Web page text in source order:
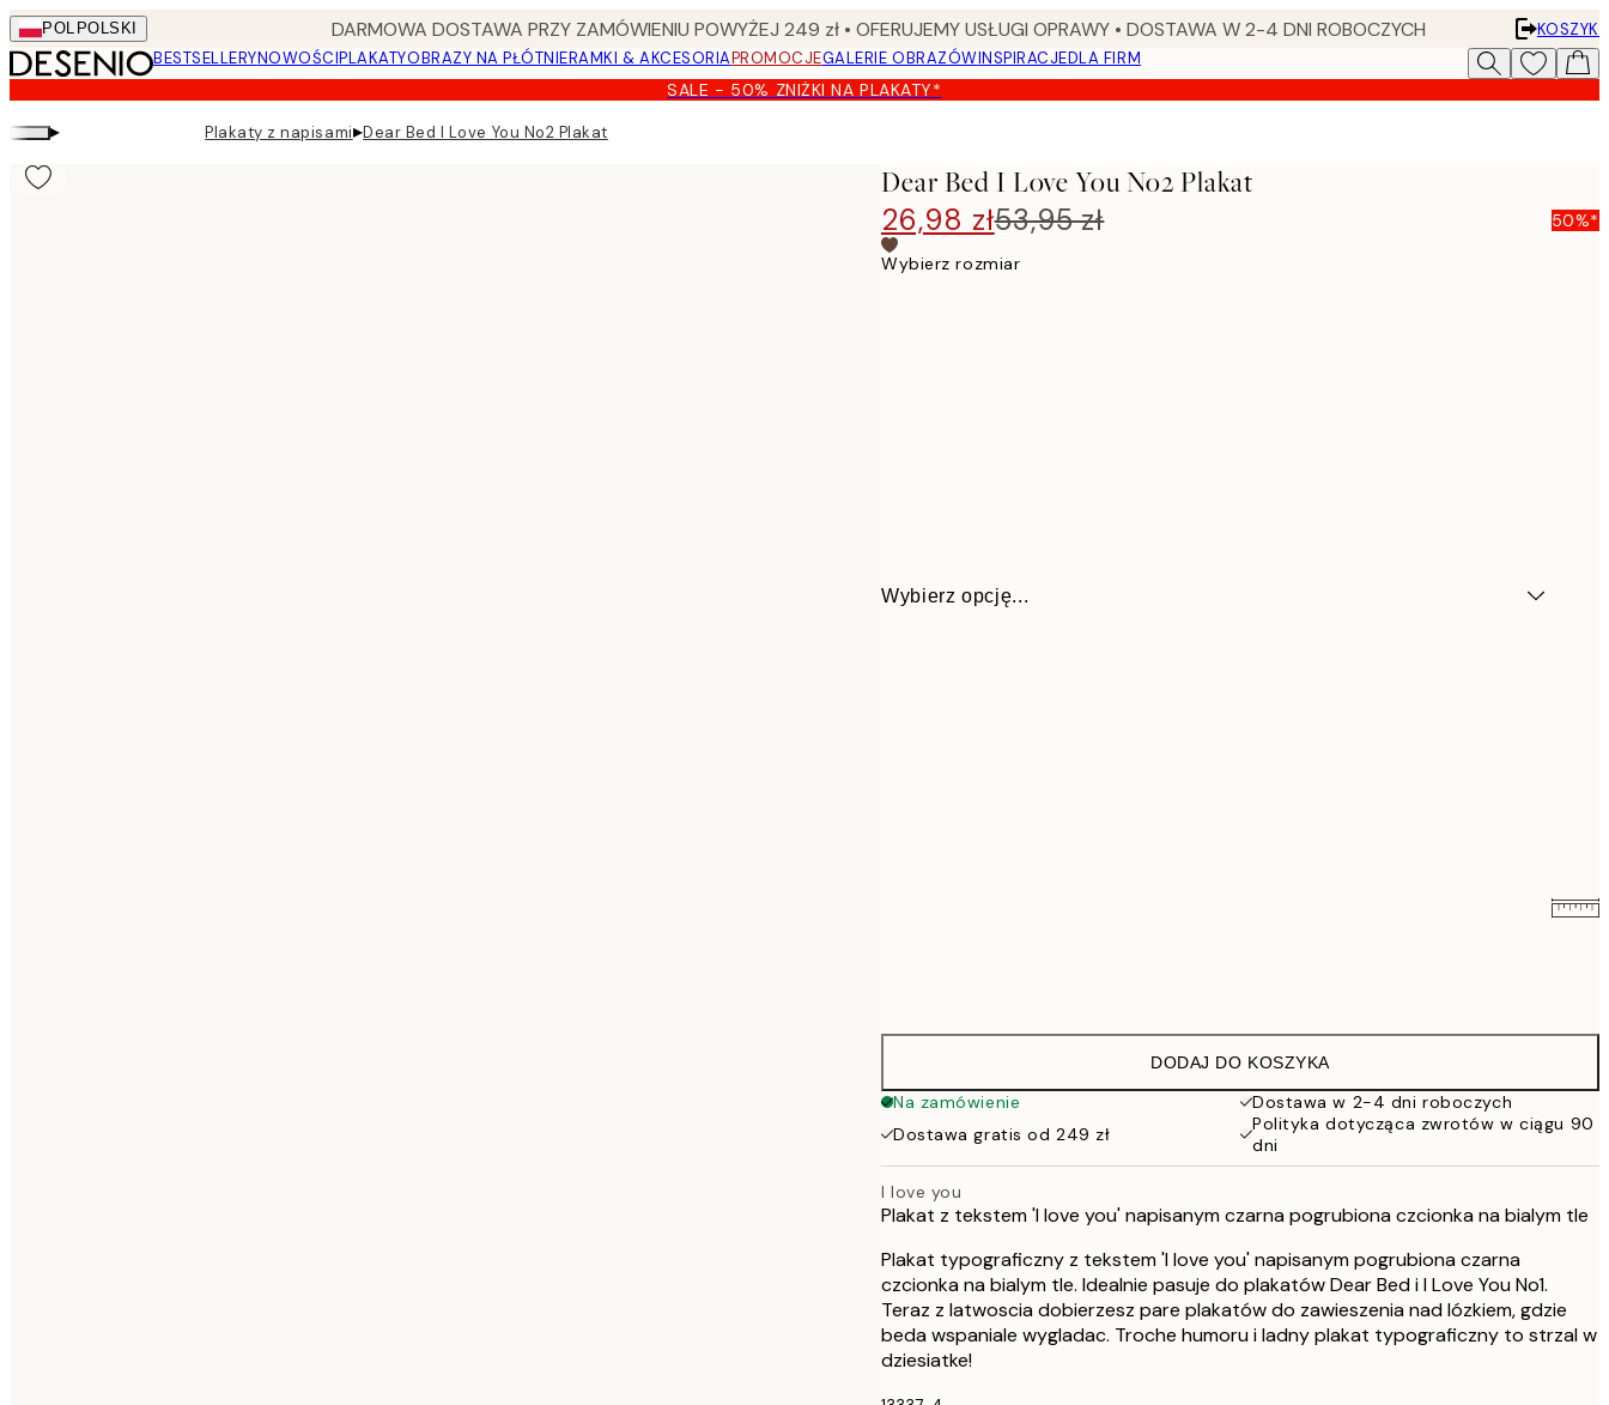
Skip
to
main
content.
POL POLSKI DARMOWA DOSTAWA PRZY ZAMÓWIENIU POWYŻEJ 249 zł • OFERUJEMY USŁUGI OPRAWY • DOSTAWA W 2-4 DNI ROBOCZYCH
KOSZYK
BESTSELLERYNOWOŚCIPLAKATYOBRAZY NA PŁÓTNIERAMKI & AKCESORIAPROMOCJEGALERIE OBRAZÓWINSPIRACJEDLA FIRM
SALE - 50% ZNIŻKI NA PLAKATY*
▸ Plakaty z napisami▸Dear Bed I Love You No2 Plakat
Dear Bed I Love You No2 Plakat
26,98 zł53,95 zł 50%*
Wybierz rozmiar
Wybierz opcję...
86 zł
152 zł
DODAJ DO KOSZYKA
Na zamówienie
Dostawa w 2-4 dni roboczych
Dostawa gratis od 249 zł
Polityka dotycząca zwrotów w ciągu 90
dni
I love you
Plakat z tekstem 'I love you' napisanym czarna pogrubiona czcionka na bialym tle
Plakat typograficzny z tekstem 'I love you' napisanym pogrubiona czarna
czcionka na bialym tle. Idealnie pasuje do plakatów Dear Bed i I Love You No1.
Teraz z latwoscia dobierzesz pare plakatów do zawieszenia nad lózkiem, gdzie
beda wspaniale wygladac. Troche humoru i ladny plakat typograficzny to strzal w
dziesiatke!